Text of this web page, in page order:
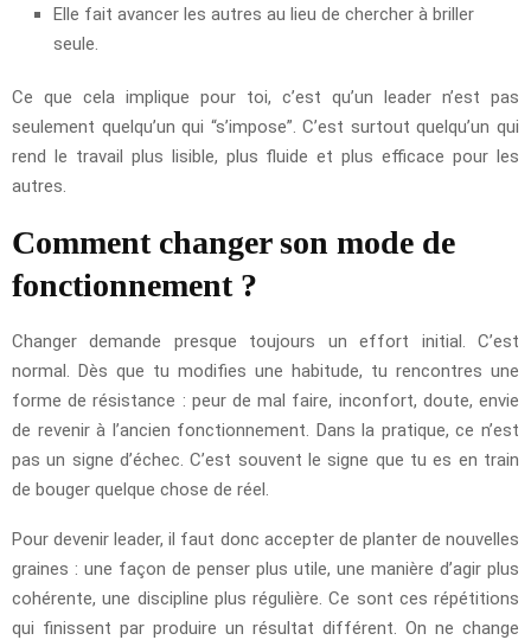
Elle fait avancer les autres au lieu de chercher à briller
seule.
Ce que cela implique pour toi, c’est qu’un leader n’est pas
seulement quelqu’un qui “s’impose”. C’est surtout quelqu’un qui
rend le travail plus lisible, plus fluide et plus efficace pour les
autres.
Comment changer son mode de
fonctionnement ?
Changer demande presque toujours un effort initial. C’est
normal. Dès que tu modifies une habitude, tu rencontres une
forme de résistance : peur de mal faire, inconfort, doute, envie
de revenir à l’ancien fonctionnement. Dans la pratique, ce n’est
pas un signe d’échec. C’est souvent le signe que tu es en train
de bouger quelque chose de réel.
Pour devenir leader, il faut donc accepter de planter de nouvelles
graines : une façon de penser plus utile, une manière d’agir plus
cohérente, une discipline plus régulière. Ce sont ces répétitions
qui finissent par produire un résultat différent. On ne change